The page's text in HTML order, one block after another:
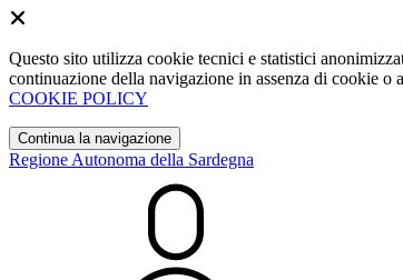
Questo sito utilizza cookie tecnici e statistici
continuazione della navigazione in assenza di cookie
COOKIE POLICY
Continua la navigazione
Regione Autonoma della Sardegna